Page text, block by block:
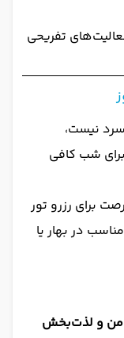
تفریحی
نیست،
شب کافی
برای رزرو تور
در بهار یا
و لذت‌بخش